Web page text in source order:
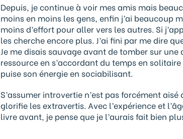
Depuis, je continue à voir mes amis mais
moins en moins les gens, enfin j’ai beaucoup
moins d’effort pour aller vers les autres. Si
les cherche encore plus. J’ai fini par me dire
Je me disais sauvage avant de tomber sur
ressource en s’accordant du temps en
puise son énergie en sociabilisant.
S’assumer introvertie n’est pas forcément
glorifie les extravertis. Avec l’expérience et
livre avant, je pense que je l’aurais fait bien